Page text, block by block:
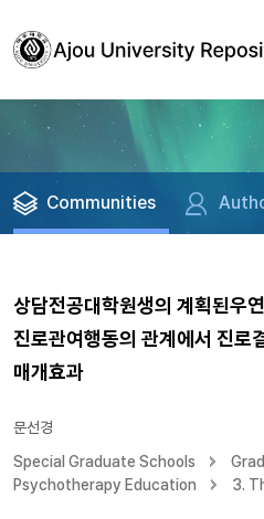
Communities
상담전공대학원생의 계획된우
진로관여행동의 관계에서 진로
매개효과
문선경
Special Graduate Schools
Psychotherapy Education
3.